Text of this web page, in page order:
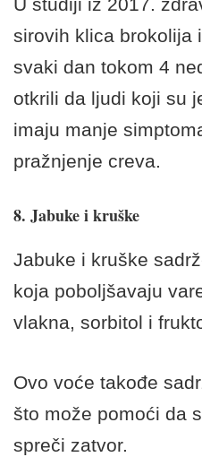
sirovih klica brokolija
svaki dan tokom 4
otkrili da ljudi koji su
imaju manje
pražnjenje creva.
8. Jabuke i kruške
Jabuke i kruške
koja poboljšavaju
vlakna, sorbitol i
Ovo voće takođe
što može pomoći da
spreči zatvor.